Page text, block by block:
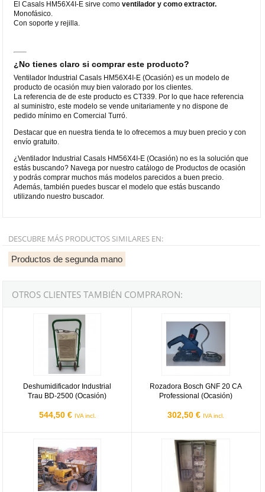
El Casals HM56X4I-E sirve comoventilador y como extractor.
Monofásico.
Con soporte y rejilla.
¿No tienes claro si comprar este producto?
Ventilador Industrial Casals HM56X4I-E (Ocasión) es un modelo de
producto de ocasión muy bien valorado por los clientes.
La referencia de de este producto es CT339. Por lo que hace referencia
al suministro, este modelo se vende unitariamente y no dispone de
pedido mínimo en Comercial Turró.
Destacar que en nuestra tienda te lo ofrecemos a muy buen precio y con
envío gratuito.
¿Ventilador Industrial Casals HM56X4I-E (Ocasión) no es la solución que
estás buscando? Navega por nuestro catálogo de Productos de ocasión
y podrás comprar muchos más modelos parecidos a buen precio.
Además, también puedes buscar el modelo que estás buscando
utilizando nuestro buscador.
DESCUBRE MÁS PRODUCTOS SIMILARES EN:
Productos de segunda mano
OTROS CLIENTES TAMBIÉN COMPRARON:
Deshumidificador Industrial
Trau BD-2500 (Ocasión)
544,50 € IVA incl.
Deshumidificador Industrial Trau BD-2500 (Ocasión)
Rozadora Bosch GNF 20 CA
Professional (Ocasión)
302,50 € IVA incl.
Dumper Humsa Hidráulico 1500 kg (Ocasión)Cuadro Eléctrico Provisional